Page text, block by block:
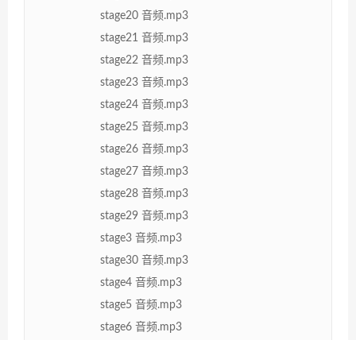
stage20 音频.mp3
stage21 音频.mp3
stage22 音频.mp3
stage23 音频.mp3
stage24 音频.mp3
stage25 音频.mp3
stage26 音频.mp3
stage27 音频.mp3
stage28 音频.mp3
stage29 音频.mp3
stage3 音频.mp3
stage30 音频.mp3
stage4 音频.mp3
stage5 音频.mp3
stage6 音频.mp3